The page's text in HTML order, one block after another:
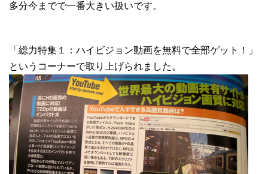
多分今までで一番大きい扱いです。
「総力特集１：ハイビジョン動画を無料で全部ゲット！」
というコーナーで取り上げられました。